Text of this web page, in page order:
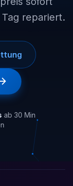
repariert.
ab 30 Min